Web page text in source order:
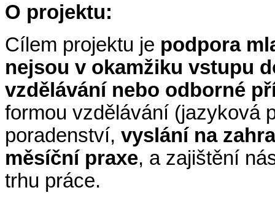
O projektu:
Cílem projektu je podpora
nejsou v okamžiku vstupu
vzdělávání nebo odborné
formou vzdělávání (jazyková
poradenství, vyslání na
měsíční praxe, a zajištění
trhu práce.